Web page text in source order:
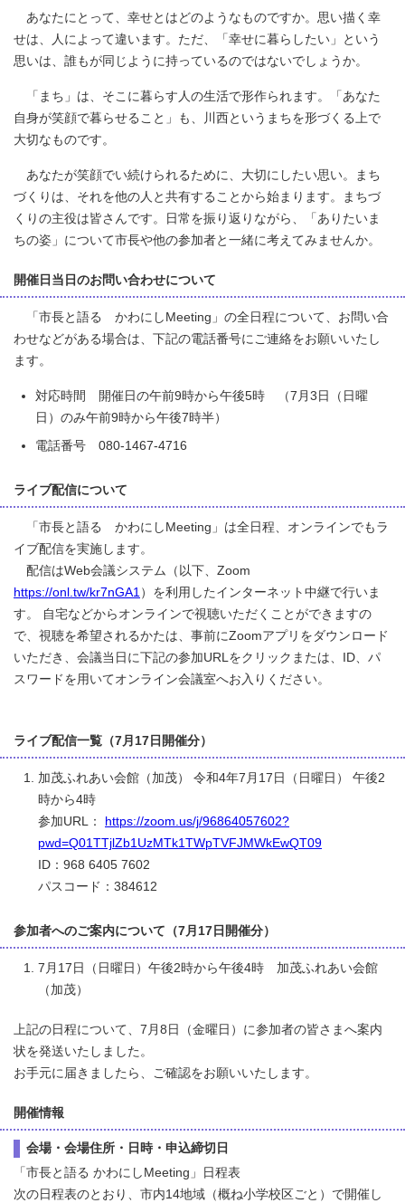
あなたにとって、幸せとはどのようなものですか。思い描く幸
せは、人によって違います。ただ、「幸せに暮らしたい」という
思いは、誰もが同じように持っているのではないでしょうか。
「まち」は、そこに暮らす人の生活で形作られます。「あなた
自身が笑顔で暮らせること」も、川西というまちを形づくる上で
大切なものです。
あなたが笑顔でい続けられるために、大切にしたい思い。まち
づくりは、それを他の人と共有することから始まります。まちづ
くりの主役は皆さんです。日常を振り返りながら、「ありたいま
ちの姿」について市長や他の参加者と一緒に考えてみませんか。
開催日当日のお問い合わせについて
「市長と語る かわにしMeeting」の全日程について、お問い合
わせなどがある場合は、下記の電話番号にご連絡をお願いいたし
ます。
対応時間 開催日の午前9時から午後5時 （7月3日（日曜
日）のみ午前9時から午後7時半）
電話番号 080-1467-4716
ライブ配信について
「市長と語る かわにしMeeting」は全日程、オンラインでもラ
イブ配信を実施します。
配信はWeb会議システム（以下、Zoom
https://onl.tw/kr7nGA1）を利用したインターネット中継で行いま
す。 自宅などからオンラインで視聴いただくことができますの
で、視聴を希望されるかたは、事前にZoomアプリをダウンロード
いただき、会議当日に下記の参加URLをクリックまたは、ID、パ
スワードを用いてオンライン会議室へお入りください。
ライブ配信一覧（7月17日開催分）
加茂ふれあい会館（加茂） 令和4年7月17日（日曜日） 午後2
時から4時
参加URL：
https://zoom.us/j/96864057602?
pwd=Q01TTjlZb1UzMTk1TWpTVFJMWkEwQT09
ID：968 6405 7602
パスコード：384612
参加者へのご案内について（7月17日開催分）
7月17日（日曜日）午後2時から午後4時 加茂ふれあい会館
（加茂）
上記の日程について、7月8日（金曜日）に参加者の皆さまへ案内
状を発送いたしました。
お手元に届きましたら、ご確認をお願いいたします。
開催情報
会場・会場住所・日時・申込締切日
「市長と語る かわにしMeeting」日程表
次の日程表のとおり、市内14地域（概ね小学校区ごと）で開催し